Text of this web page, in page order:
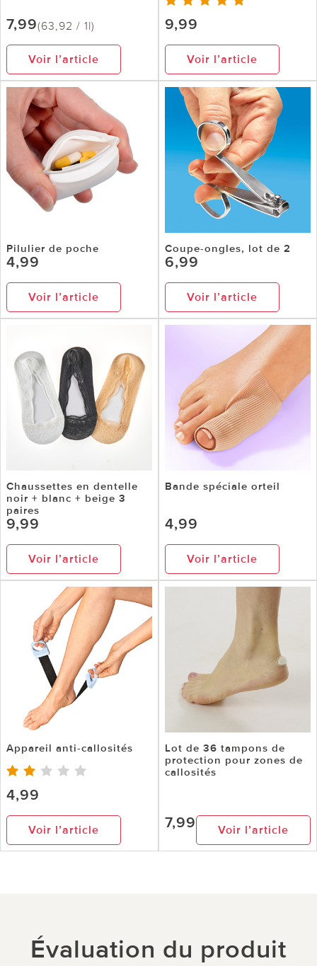
7,99(63,92 / 1l)
Voir l’article
9,99
Voir l’article
Pilulier de poche
4,99
Voir l’article
Coupe-ongles, lot de 2
6,99
Voir l’article
Chaussettes en dentelle
noir + blanc + beige 3
paires
9,99
Voir l’article
Bande spéciale orteil
4,99
Voir l’article
Appareil anti-callosités
4,99
Voir l’article
Lot de 36 tampons de
protection pour zones de
callosités
7,99 Voir l’article
Évaluation du produit